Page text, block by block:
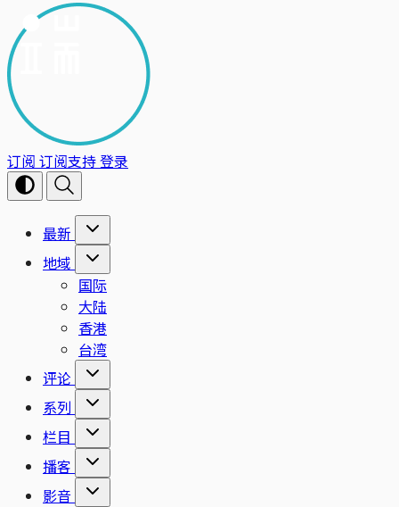
订阅 订阅支持登录
最新
地域
国际
大陆
香港
台湾
评论
系列
栏目
播客
影音